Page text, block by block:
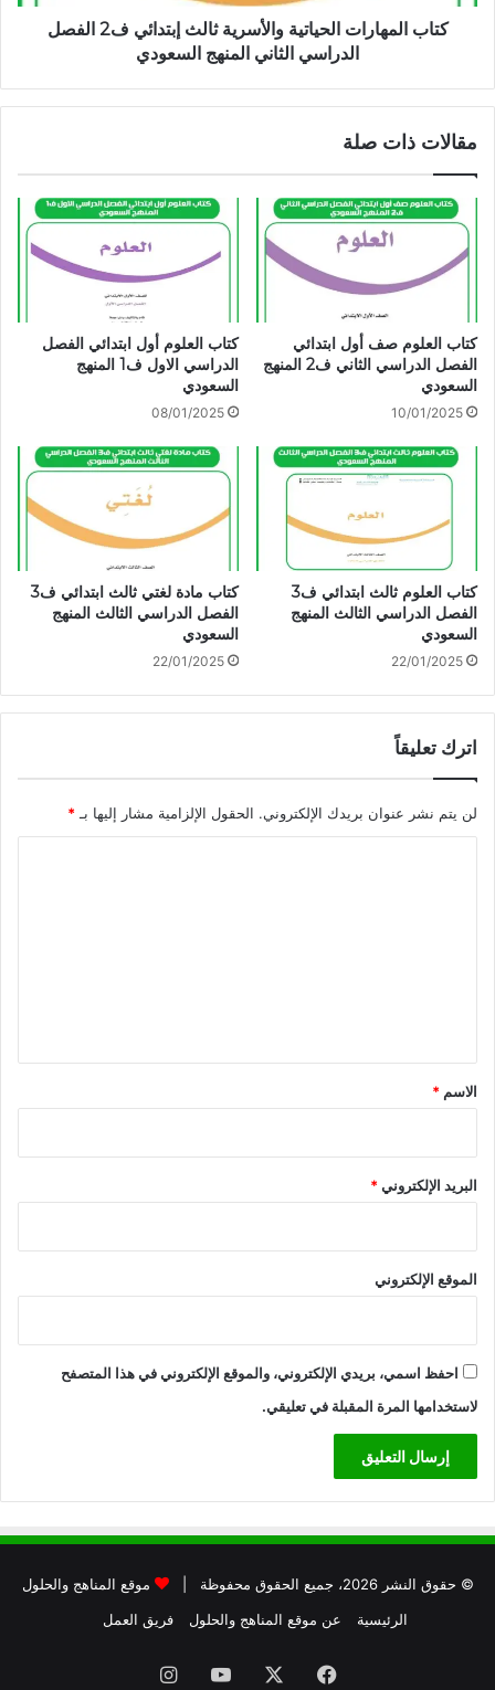
كتاب المهارات الحياتية والأسرية ثالث إبتدائي ف2 الفصل
الدراسي الثاني المنهج السعودي
مقالات ذات صلة
كتاب العلوم صف أول ابتدائي
الفصل الدراسي الثاني ف2 المنهج
السعودي
10/01/2025
كتاب العلوم أول ابتدائي الفصل
الدراسي الاول ف1 المنهج
السعودي
08/01/2025
كتاب العلوم ثالث ابتدائي ف3
الفصل الدراسي الثالث المنهج
السعودي
22/01/2025
كتاب مادة لغتي ثالث ابتدائي ف3
الفصل الدراسي الثالث المنهج
السعودي
22/01/2025
اترك تعليقاً
لن يتم نشر عنوان بريدك الإلكتروني. الحقول الإلزامية مشار إليها بـ *
*
الاسم *
البريد الإلكتروني*
الموقع الإلكتروني
احفظ اسمي، بريدي الإلكتروني، والموقع الإلكتروني في هذا المتصفح
لاستخدامها المرة المقبلة في تعليقي.
© حقوق النشر 2026، جميع الحقوق محفوظة |
موقع المناهج والحلول
الرئيسية
عن موقع المناهج والحلول فريق العمل
فيسبوك يوتيوبانستقرام